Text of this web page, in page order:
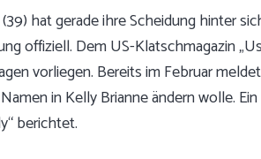
hat gerade ihre Scheidung hinter
offiziell. Dem US-Klatschmagazin
vorliegen. Bereits im Februar
in Kelly Brianne ändern wolle.
berichtet.